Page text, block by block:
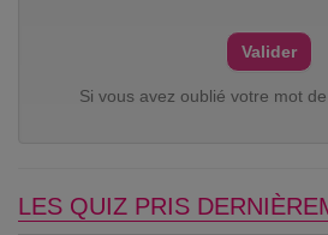
Si vous avez oublié votre mot de
LES QUIZ PRIS